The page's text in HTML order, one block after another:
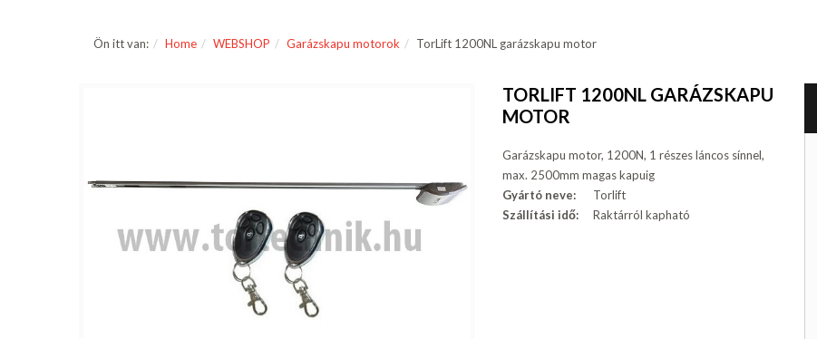
Ön itt van: Home WEBSHOP Garázskapu motorok TorLift 1200NL garázskapu motor
TORLIFT 1200NL GARÁZSKAPU
MOTOR
Garázskapu motor, 1200N, 1 részes láncos sínnel,
max. 2500mm magas kapuig
Gyártó neve:
Torlift
Szállítási idő:
Raktárról kapható